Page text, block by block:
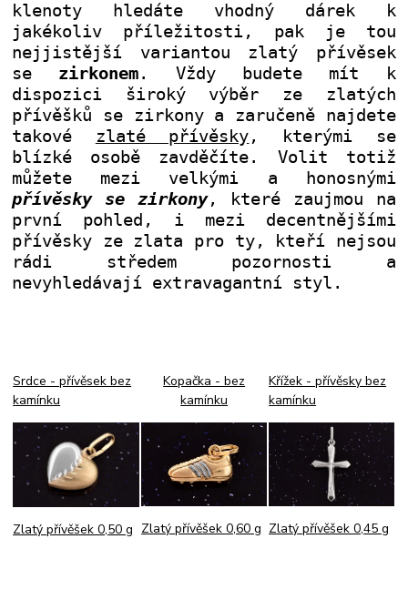
klenoty hledáte vhodný dárek k
jakékoliv příležitosti, pak je tou
nejjistější variantou zlatý přívěsek
se zirkonem. Vždy budete mít k
dispozici široký výběr ze zlatých
přívěšků se zirkony a zaručeně najdete
takové
zlaté přívěsky, kterými se
blízké osobě zavděčíte. Volit totiž
můžete mezi velkými a honosnými
přívěsky se zirkony, které zaujmou na
první pohled, i mezi decentnějšími
přívěsky ze zlata pro ty, kteří nejsou
rádi středem pozornosti a
nevyhledávají extravagantní styl .
Srdce - přívěsek bez
kamínku
Zlatý přívěšek 0,50 g
Kopačka - bez
kamínku
Zlatý přívěšek 0,60 g
Křížek - přívěsky bez
kamínku
Zlatý přívěšek 0,45 g